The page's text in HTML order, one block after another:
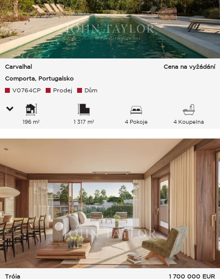
Carvalhal
Comporta, Portugalsko
Cena na vyžádání
V0764CP Prodej Dům
196 m² 1 317 m² 4 Pokoje 4 Koupelna
Tróia
1 700 000 EUR